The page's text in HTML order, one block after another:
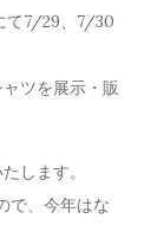
て7/29、7/30
ツを展示・販
します。
で、今年はな